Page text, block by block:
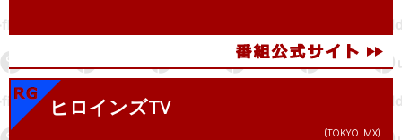
ヒロインズTV
(TOKYO MX)